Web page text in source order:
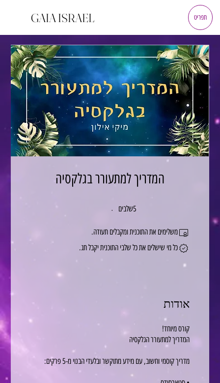
GAIA ISRAEL תפריט
המדריך למתעורר בגלקסיה
5שלבים
משלימים את התוכנית ומקבלים תעודה.
כל מי שישלים את כל שלבי התוכנית יקבל תג.
אודות